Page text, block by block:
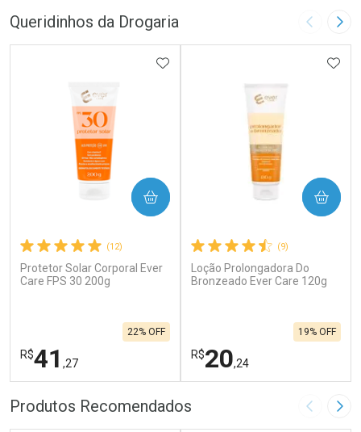
Queridinhos da Drogaria Imagem
(12)
Protetor Solar Corporal Ever
Care FPS 30 200g
R$41 ,27
22% OFF
ADICIONAR AOS FAVORITOS
COMPRAR
FECHAR
FECHAR
(9)
Loção Prolongadora Do
Bronzeado Ever Care 120g
R$20,24
19% OFF
COMPRAR
Produtos Recomendados Imagem